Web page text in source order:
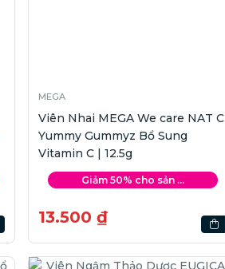
MEGA
Viên Nhai MEGA We care NAT C
Yummy Gummyz Bổ Sung
Vitamin C | 12.5g
Giảm 50% cho sản ...
13.500 ₫